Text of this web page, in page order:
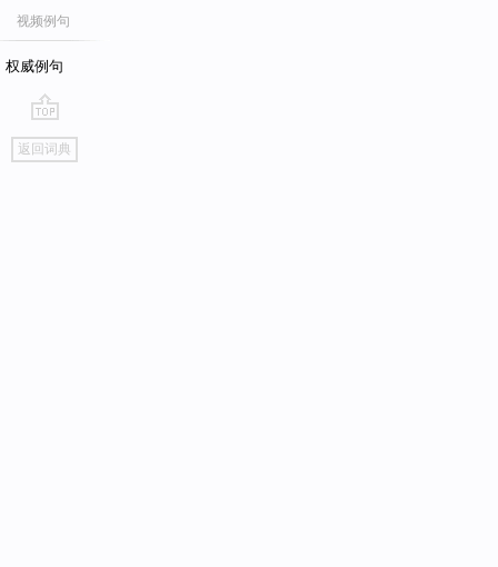
视频例句
权威例句
go
top
返回词典